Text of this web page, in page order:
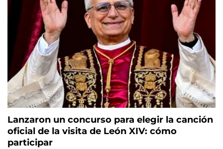
Lanzaron un concurso para elegir la canción
oficial de la visita de León XIV: cómo
participar